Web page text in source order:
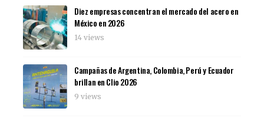
Diez empresas concentran el mercado del acero en
México en 2026
14 views
Campañas de Argentina, Colombia, Perú y Ecuador
brillan en Clio 2026
9 views